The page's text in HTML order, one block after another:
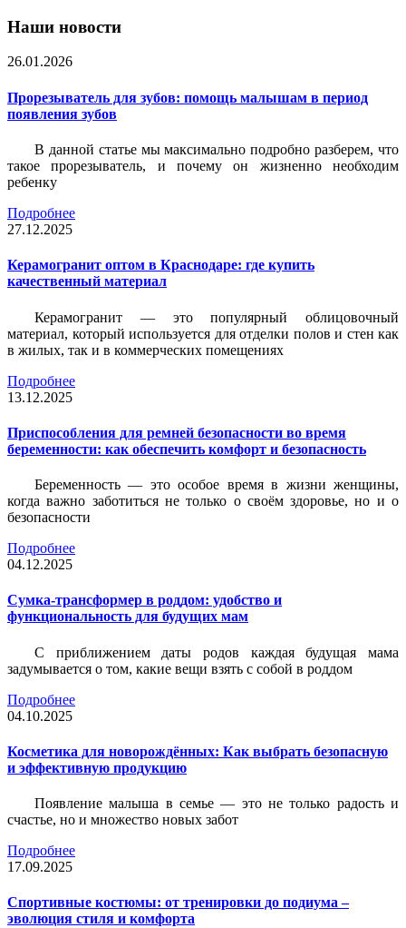
Наши новости
26.01.2026
Прорезыватель для зубов: помощь малышам в период
появления зубов
В данной статье мы максимально подробно разберем, что
такое прорезыватель, и почему он жизненно необходим
ребенку
Подробнее
27.12.2025
Керамогранит оптом в Краснодаре: где купить
качественный материал
Керамогранит — это популярный облицовочный
материал, который используется для отделки полов и стен как
в жилых, так и в коммерческих помещениях
Подробнее
13.12.2025
Приспособления для ремней безопасности во время
беременности: как обеспечить комфорт и безопасность
Беременность — это особое время в жизни женщины,
когда важно заботиться не только о своём здоровье, но и о
безопасности
Подробнее
04.12.2025
Сумка-трансформер в роддом: удобство и
функциональность для будущих мам
С приближением даты родов каждая будущая мама
задумывается о том, какие вещи взять с собой в роддом
Подробнее
04.10.2025
Косметика для новорождённых: Как выбрать безопасную
и эффективную продукцию
Появление малыша в семье — это не только радость и
счастье, но и множество новых забот
Подробнее
17.09.2025
Спортивные костюмы: от тренировки до подиума –
эволюция стиля и комфорта